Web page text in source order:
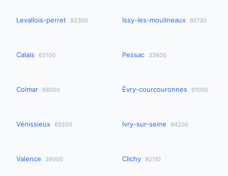
Levallois-perret 92300 Issy-les-moulineaux 92130
Calais 62100 Pessac 33600
Colmar 68000 Évry-courcouronnes 91000
Vénissieux 69200 Ivry-sur-seine 94200
Valence 26000 Clichy 92110